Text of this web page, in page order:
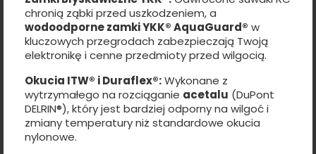
chronią ząbki przed uszkodzeniem, a
wodoodporne zamki YKK® AquaGuard® w
kluczowych przegrodach zabezpieczają Twoją
elektronikę i cenne przedmioty przed wilgocią.
Okucia ITW® i Duraflex®:Wykonane z
wytrzymałego na rozciąganie acetalu (DuPont
DELRIN®), który jest bardziej odporny na wilgoć i
zmiany temperatury niż standardowe okucia
nylonowe.